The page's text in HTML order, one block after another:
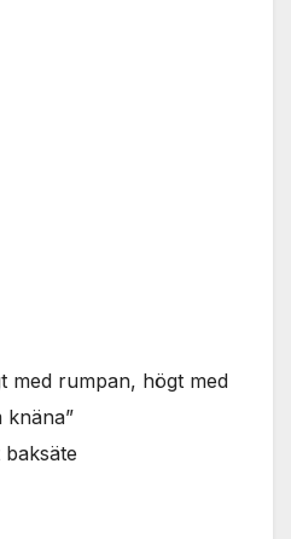
med rumpan, högt med